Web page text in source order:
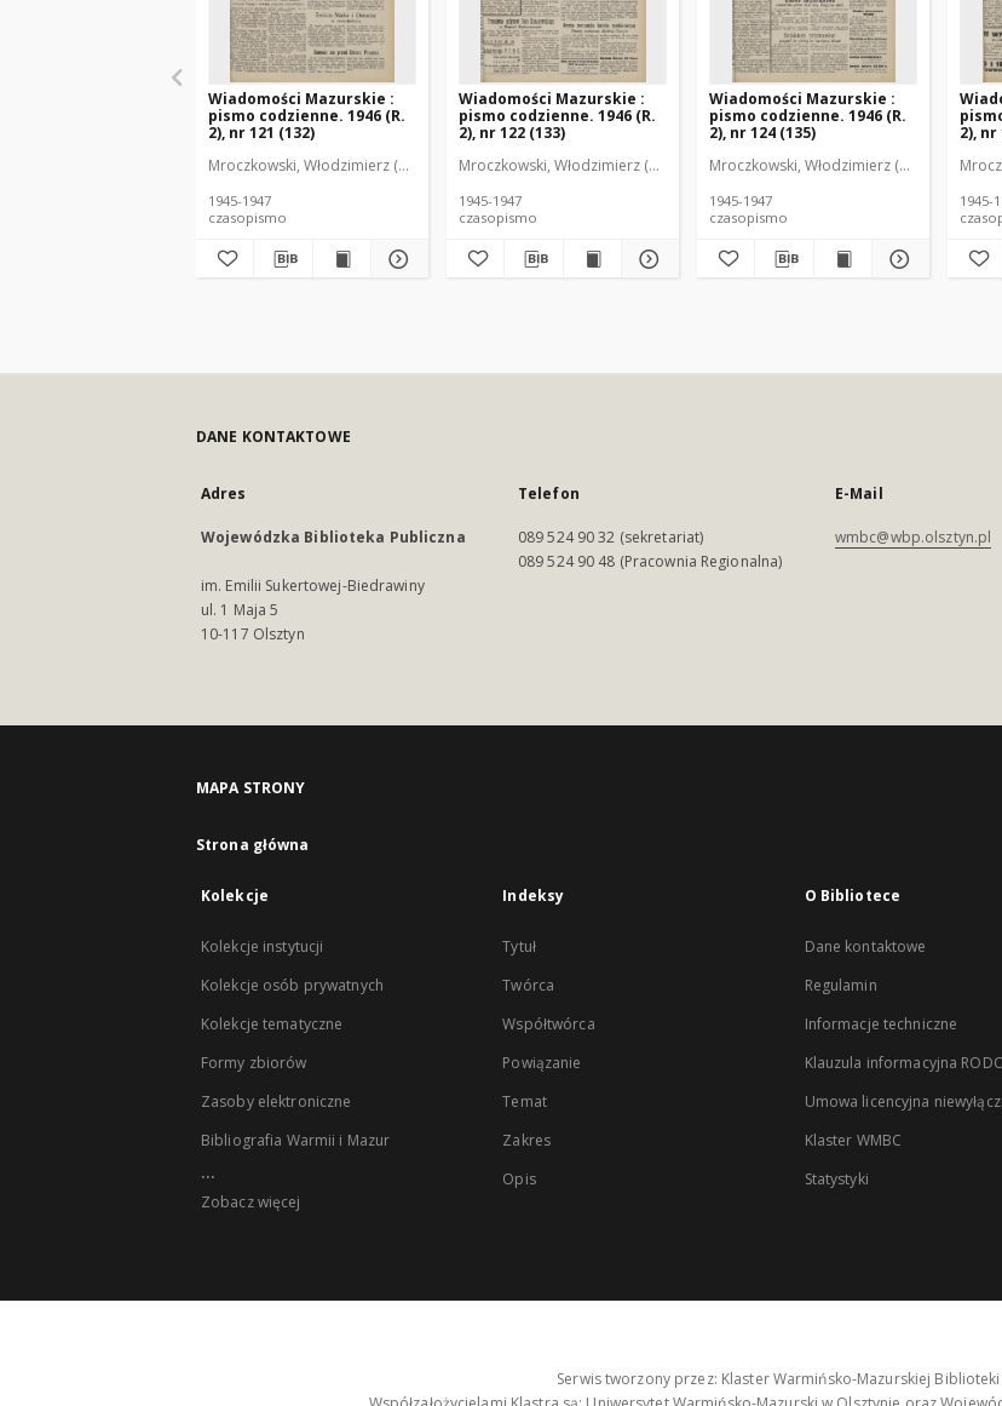
Wiadomości Mazurskie :
pismo codzienne. 1946 (R.
2), nr 121 (132)
Mroczkowski, Włodzimierz (1902-1971). Redaktor
1945-1947
czasopismo
Wiadomości Mazurskie :
pismo codzienne. 1946 (R.
2), nr 122 (133)
Mroczkowski, Włodzimierz (1902-1971). Redaktor
1945-1947
czasopismo
Wiadomości Mazurskie :
pismo codzienne. 1946 (R.
2), nr 124 (135)
Mroczkowski, Włodzimierz (1902-1971).
1945-1947
czasopismo
2), nr
1945-
DANE KONTAKTOWE
Adres
Wojewódzka Biblioteka Publiczna
im. Emilii Sukertowej-Biedrawiny
ul. 1 Maja 5
10-117 Olsztyn
Telefon
089 524 90 32 (sekretariat)
089 524 90 48 (Pracownia Regionalna)
E-Mail
wmbc@wbp.olsztyn.pl
MAPA STRONY
Strona główna
Kolekcje
Kolekcje instytucji
Kolekcje osób prywatnych
Kolekcje tematyczne
Formy zbiorów
Zasoby elektroniczne
Bibliografia Warmii i Mazur
...
Zobacz więcej
Indeksy
Tytuł
Twórca
Współtwórca
Powiązanie
Temat
Zakres
Opis
O Bibliotece
Dane kontaktowe
Regulamin
Informacje techniczne
Klauzula informacyjna
Umowa licencyjna
Klaster WMBC
Statystyki
Serwis tworzony przez: Klaster Warmińsko-Mazurskiej